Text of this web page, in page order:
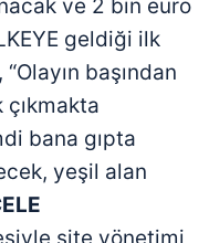
ve 2 bin euro
geldiği ilk
başından
çıkmakta
bana gıpta
yeşil alan